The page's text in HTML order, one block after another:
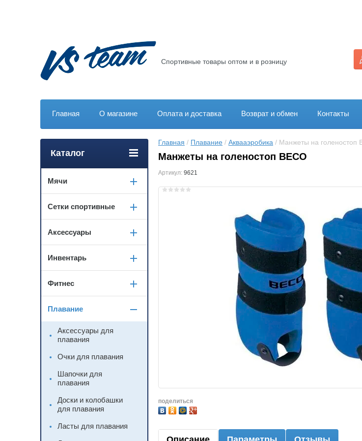
Спортивные товары оптом и в розницу
Главная О магазине Оплата и доставка Возврат и обмен Контакты
Главная / Плавание / Аквааэробика / Манжеты на голеностоп
Манжеты на голеностоп ВЕСО
Артикул: 9621
поделиться
Каталог
Мячи
Сетки спортивные
Аксессуары
Инвентарь
Фитнес
Плавание
Аксессуары для
плавания
Очки для плавания
Шапочки для
плавания
Доски и колобашки
для плавания
Ласты для плавания